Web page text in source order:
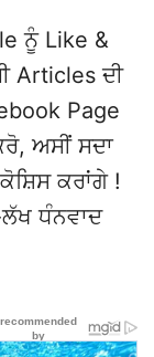
ਨੂੰ Like &
Articles ਦੀ
Page
ਅਸੀਂ ਸਦਾ
ਕਰਾਂਗੇ !
ਧੰਨਵਾਦ